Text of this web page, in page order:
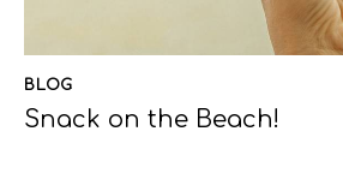
BLOG
Snack on the Beach!